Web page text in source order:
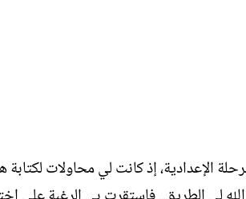
الإعدادية، إذ كانت لي محاولات